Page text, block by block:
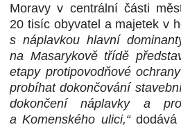
Moravy v centrální části
20 tisíc obyvatel a majetek v
s náplavkou hlavní
na Masarykově třídě
etapy protipovodňové
probíhat dokončování
dokončení náplavky a
a Komenského ulici,“